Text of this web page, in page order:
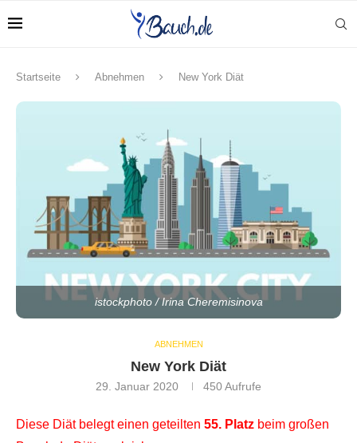
Startseite Abnehmen New York Diät
istockphoto / Irina Cheremisinova
ABNEHMEN
New York Diät
29. Januar 2020 450Aufrufe
Diese Diät belegt einen geteilten 55. Platz beim großen